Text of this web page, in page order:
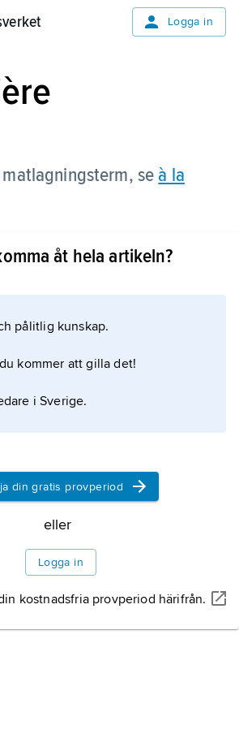
Logga in
matlagningsterm, se à la
åt hela artikeln?
pålitlig kunskap.
kommer att gilla det!
i Sverige.
din gratis provperiod
eller
Logga in
kostnadsfria provperiod härifrån.